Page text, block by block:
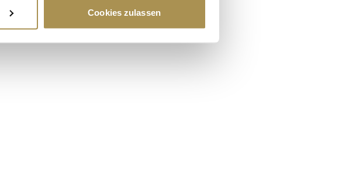
und legen Sie Ihre Präferenzen im
für soziale Medien anbieten zu können
zu Ihrer Verwendung unserer
haben oder die sie im Rahmen Ihrer Nutzung
Cookies zulassen